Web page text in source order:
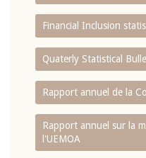
Financial Inclusion
Quaterly Statistical
Rapport annuel de la
Rapport annuel sur la
l'UEMOA